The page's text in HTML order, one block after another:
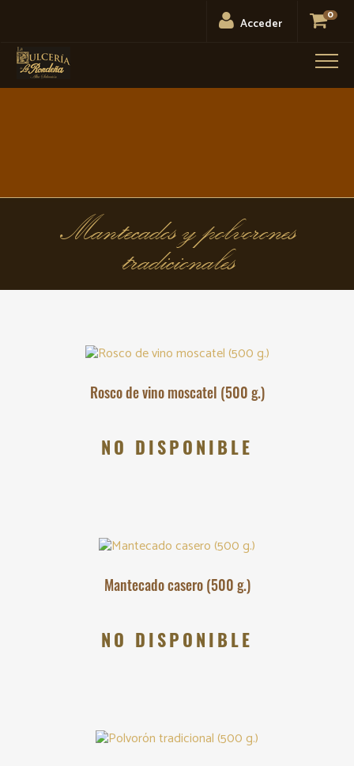
Acceder
0
Menú
Mantecados y polvorones
tradicionales
Rosco de vino moscatel (500 g.)
NO DISPONIBLE
Mantecado casero (500 g.)
NO DISPONIBLE